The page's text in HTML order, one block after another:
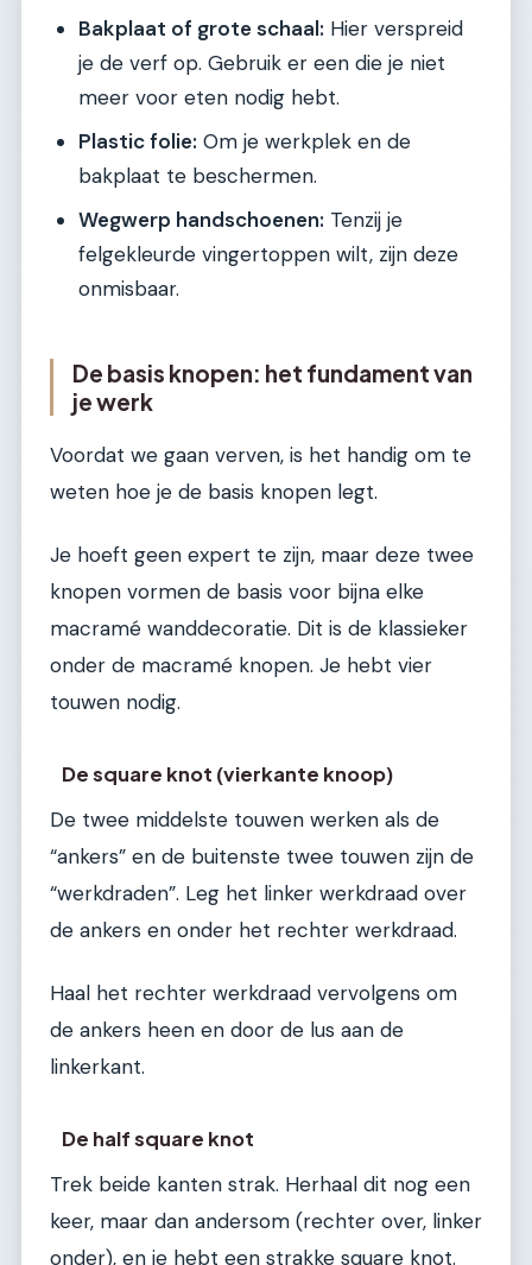
Bakplaat of grote schaal: Hier verspreid
je de verf op. Gebruik er een die je niet
meer voor eten nodig hebt.
Plastic folie: Om je werkplek en de
bakplaat te beschermen.
Wegwerp handschoenen: Tenzij je
felgekleurde vingertoppen wilt, zijn deze
onmisbaar.
De basis knopen: het fundament van
je werk
Voordat we gaan verven, is het handig om te
weten hoe je de basis knopen legt.
Je hoeft geen expert te zijn, maar deze twee
knopen vormen de basis voor bijna elke
macramé wanddecoratie. Dit is de klassieker
onder de macramé knopen. Je hebt vier
touwen nodig.
De square knot (vierkante knoop)
De twee middelste touwen werken als de
“ankers” en de buitenste twee touwen zijn de
“werkdraden”. Leg het linker werkdraad over
de ankers en onder het rechter werkdraad.
Haal het rechter werkdraad vervolgens om
de ankers heen en door de lus aan de
linkerkant.
De half square knot
Trek beide kanten strak. Herhaal dit nog een
keer, maar dan andersom (rechter over, linker
onder), en je hebt een strakke square knot.